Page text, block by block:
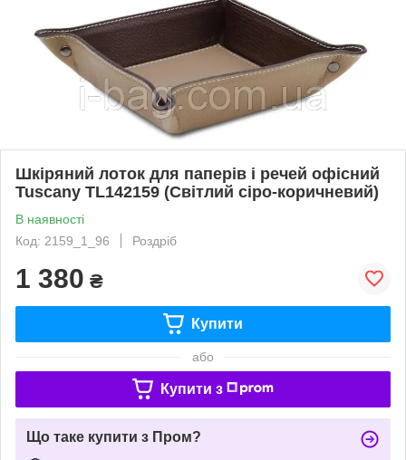
Шкіряний лоток для паперів і речей офісний
Tuscany TL142159 (Світлий сіро-коричневий)
В наявності
Код: 2159_1_96
Роздріб
1 380 ₴
Купити
або
Купити з
Що таке купити з Пром?